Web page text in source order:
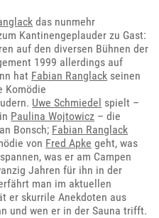
das nunmehr
Kantinengeplauder zu Gast:
auf den diversen Bühnen der
1999 allerdings auf
hat Fabian Ranglack seinen
Komödie
Uwe Schmiedel spielt –
Paulina Wojtowicz – die
Bonsch; Fabian Ranglack
von Fred Apke geht, was
was er am Campen
Jahren für ihn in der
man im aktuellen
er skurrile Anekdoten aus
und wen er in der Sauna trifft.